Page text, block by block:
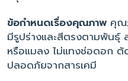
ข้อกำหนดเรื่องคุณภาพ คุณ
มีรูปร่างและสีตรงตามพันธุ์
หรือแมลง ไม่แทงช่อดอก ตั
ปลอดภัยจากสารเคมี